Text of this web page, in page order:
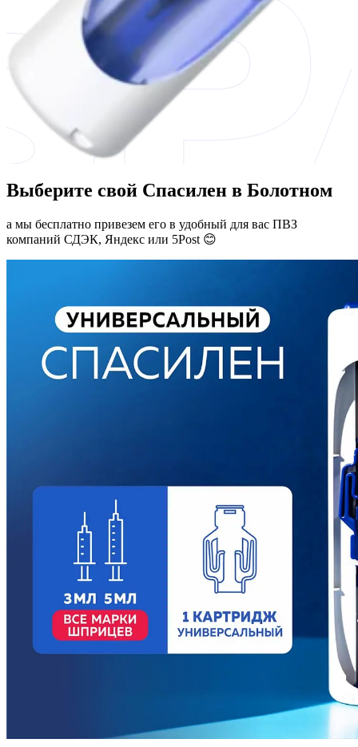
Выберите свой Спасилен в Болотном
а мы бесплатно привезем его в удобный для вас ПВЗ
компаний СДЭК, Яндекс или 5Post 😊